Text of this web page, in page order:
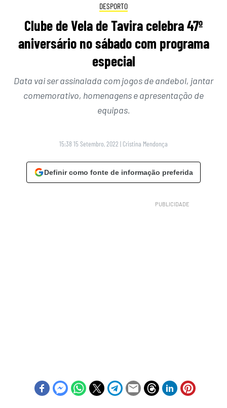
DESPORTO
Clube de Vela de Tavira celebra 47º
aniversário no sábado com programa
especial
Data vai ser assinalada com jogos de andebol, jantar
comemorativo, homenagens e apresentação de
equipas.
15:38 15 Setembro, 2022 | Cristina Mendonça
Definir como fonte de informação preferida